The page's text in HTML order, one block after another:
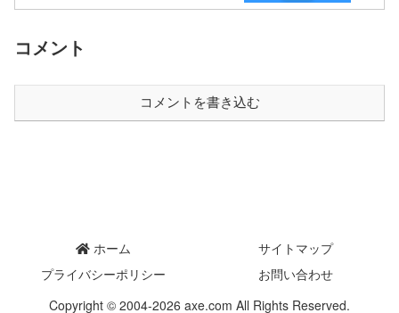
コメント
コメントを書き込む
ホーム
サイトマップ
プライバシーポリシー
お問い合わせ
Copyright © 2004-2026 axe.com All Rights Reserved.